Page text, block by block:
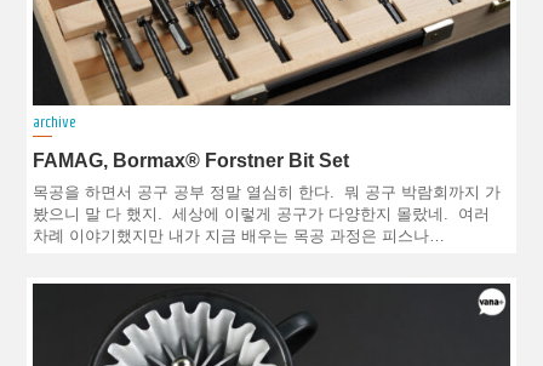
archive
FAMAG, Bormax® Forstner Bit Set
목공을 하면서 공구 공부 정말 열심히 한다. 뭐 공구 박람회까지 가
봤으니 말 다 했지. 세상에 이렇게 공구가 다양한지 몰랐네. 여러
차례 이야기했지만 내가 지금 배우는 목공 과정은 피스나…